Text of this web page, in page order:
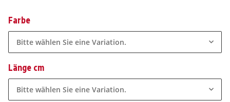
Farbe
Bitte wählen Sie eine Variation.
Länge cm
Bitte wählen Sie eine Variation.